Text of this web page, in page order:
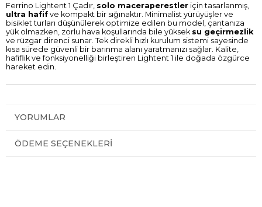
Ferrino Lightent 1 Çadır, solo maceraperestler için tasarlanmış,
ultra hafif ve kompakt bir sığınaktır. Minimalist yürüyüşler ve
bisiklet turları düşünülerek optimize edilen bu model, çantanıza
yük olmazken, zorlu hava koşullarında bile yüksek su geçirmezlik
ve rüzgar direnci sunar. Tek direkli hızlı kurulum sistemi sayesinde
kısa sürede güvenli bir barınma alanı yaratmanızı sağlar. Kalite,
hafiflik ve fonksiyonelliği birleştiren Lightent 1 ile doğada özgürce
hareket edin.
YORUMLAR
ÖDEME SEÇENEKLERI